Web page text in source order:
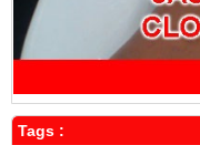
Tags :